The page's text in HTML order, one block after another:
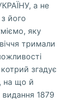
а не
його
яку
тримали
згадує
на що й
1879